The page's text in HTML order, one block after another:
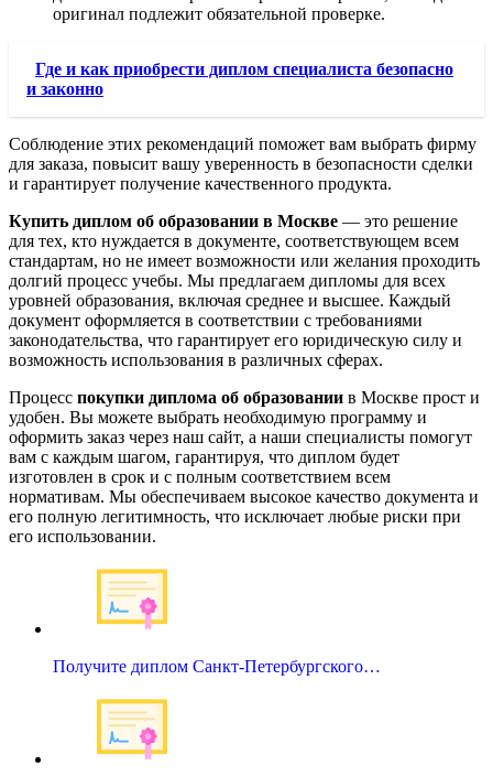
оригинал подлежит обязательной проверке.
Где и как приобрести диплом специалиста безопасно
и законно
Соблюдение этих рекомендаций поможет вам выбрать фирму
для заказа, повысит вашу уверенность в безопасности сделки
и гарантирует получение качественного продукта.
Купить диплом об образовании в Москве — это решение
для тех, кто нуждается в документе, соответствующем всем
стандартам, но не имеет возможности или желания проходить
долгий процесс учебы. Мы предлагаем дипломы для всех
уровней образования, включая среднее и высшее. Каждый
документ оформляется в соответствии с требованиями
законодательства, что гарантирует его юридическую силу и
возможность использования в различных сферах.
Процесс покупки диплома об образовании в Москве прост и
удобен. Вы можете выбрать необходимую программу и
оформить заказ через наш сайт, а наши специалисты помогут
вам с каждым шагом, гарантируя, что диплом будет
изготовлен в срок и с полным соответствием всем
нормативам. Мы обеспечиваем высокое качество документа и
его полную легитимность, что исключает любые риски при
его использовании.
Получите диплом Санкт-Петербургского…